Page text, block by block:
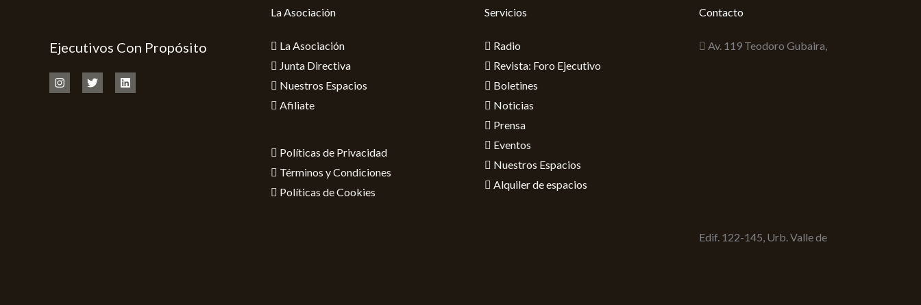
Ejecutivos Con Propósito
La Asociación
La Asociación
Junta Directiva
Nuestros Espacios
Afiliate
Políticas de Privacidad
Términos y Condiciones
Políticas de Cookies
Servicios
Radio
Revista: Foro Ejecutivo
Boletines
Noticias
Prensa
Eventos
Nuestros Espacios
Alquiler de espacios
Contacto
Av. 119 Teodoro Gubaira,
Edif. 122-145, Urb. Valle de